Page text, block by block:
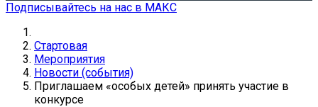
Подписывайтесь на нас в МАКС
Стартовая
Мероприятия
Новости (события)
Приглашаем «особых детей» принять участие в
конкурсе